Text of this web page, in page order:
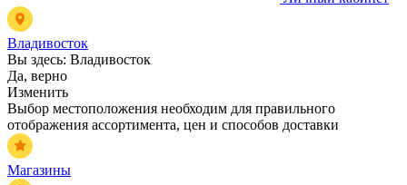
Владивосток
Вы здесь: Владивосток
Да, верно
Изменить
Выбор местоположения необходим для правильного
отображения ассортимента, цен и способов доставки
Магазины